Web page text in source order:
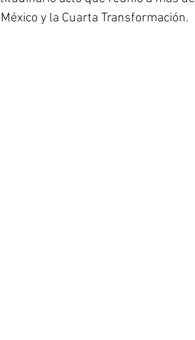
y la Cuarta Transformación.